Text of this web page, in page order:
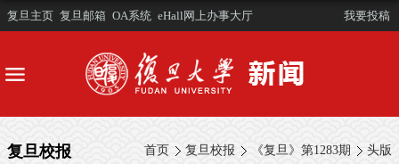
复旦主页 复旦邮箱 OA系统 eHall网上办事大厅 我要投稿
首页 复旦校报 《复旦》第1283期 头版
复旦校报